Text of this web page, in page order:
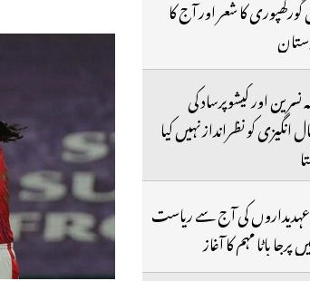
کا شعر اور آج کا
نسرین اور کیشوپرساد کی
انگیزی کو نظرانداز نہیں کیا
عہدیداروں کی آج سے ریاست
پرجا باٹا مہم کا آغاز